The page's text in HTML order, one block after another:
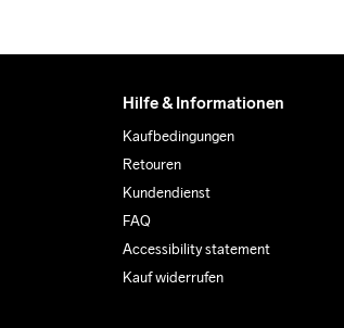
Hilfe & Informationen
Kaufbedingungen
Retouren
Kundendienst
FAQ
Accessibility statement
Kauf widerrufen